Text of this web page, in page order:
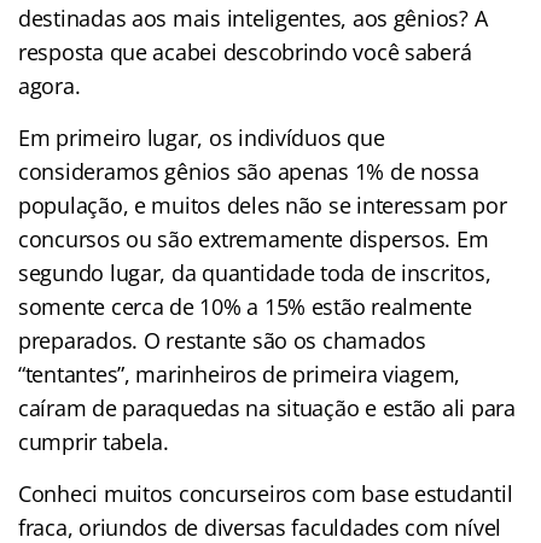
destinadas aos mais inteligentes, aos gênios? A
resposta que acabei descobrindo você saberá
agora.
Em primeiro lugar, os indivíduos que
consideramos gênios são apenas 1% de nossa
população, e muitos deles não se interessam por
concursos ou são extremamente dispersos. Em
segundo lugar, da quantidade toda de inscritos,
somente cerca de 10% a 15% estão realmente
preparados. O restante são os chamados
“tentantes”, marinheiros de primeira viagem,
caíram de paraquedas na situação e estão ali para
cumprir tabela.
Conheci muitos concurseiros com base estudantil
fraca, oriundos de diversas faculdades com nível